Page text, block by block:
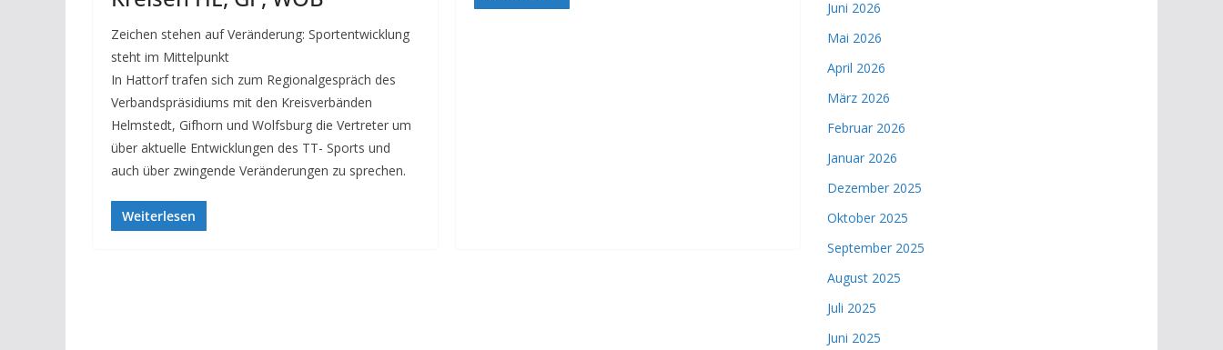
Zeichen stehen auf Veränderung: Sportentwicklung
steht im Mittelpunkt
In Hattorf trafen sich zum Regionalgespräch des
Verbandspräsidiums mit den Kreisverbänden
Helmstedt, Gifhorn und Wolfsburg die Vertreter um
über aktuelle Entwicklungen des TT- Sports und
auch über zwingende Veränderungen zu sprechen.
Weiterlesen
Juni 2026
Mai 2026
April 2026
März 2026
Februar 2026
Januar 2026
Dezember 2025
Oktober 2025
September 2025
August 2025
Juli 2025
Juni 2025